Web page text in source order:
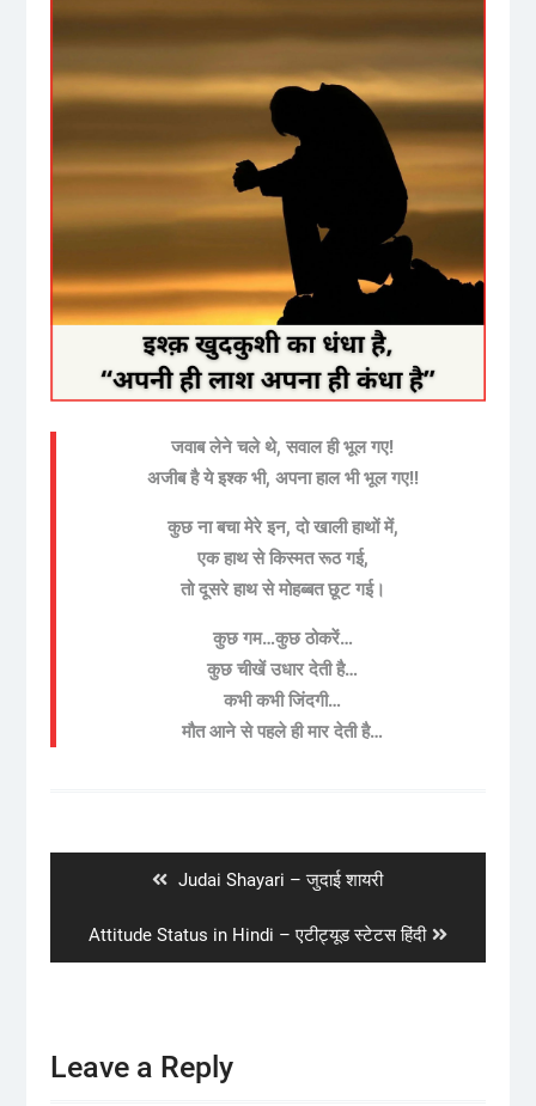
जवाब लेने चले थे, सवाल ही भूल गए!
अजीब है ये इश्क भी, अपना हाल भी भूल गए!!
कुछ ना बचा मेरे इन, दो खाली हाथों में,
एक हाथ से किस्मत रूठ गई,
तो दूसरे हाथ से मोहब्बत छूट गई।
कुछ गम…कुछ ठोकरें…
कुछ चीखें उधार देती है…
कभी कभी जिंदगी…
मौत आने से पहले ही मार देती है…
Previous
Judai Shayari – जुदाई शायरी
Next
post:
Attitude Status in Hindi – एटीट्यूड स्टेटस हिंदी
Leave a Reply